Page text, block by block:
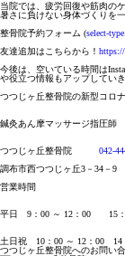
当院では、疲労回復や筋肉の
暑さに負けない身体づくりを
整骨院予約フォーム (select-
友達追加はこちらから！
今後は、空いている時間は
や役立つ情報もアップしてい
つつじヶ丘整骨院の新型コロ
鍼灸あん摩マッサージ指圧師
つつじヶ丘整骨院 042-
調布市西つつじヶ丘3－34－9
営業時間
平日 9：00 ～ 12：00 15：
土日祝 10：00 ～ 12：00 14
つつじヶ丘整骨院へのお問い